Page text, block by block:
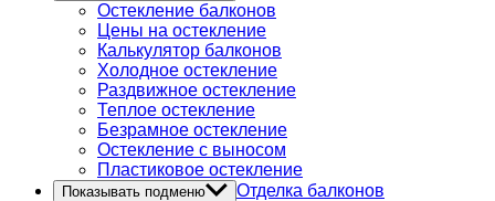
Остекление балконов
Цены на остекление
Калькулятор балконов
Холодное остекление
Раздвижное остекление
Теплое остекление
Безрамное остекление
Остекление с выносом
Пластиковое остекление
Показывать подменю
Отделка балконов